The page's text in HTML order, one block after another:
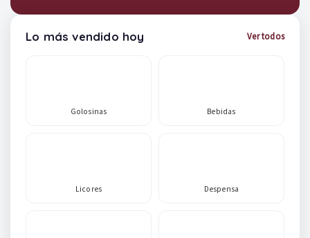
Lo más vendido hoy Ver todos
Golosinas Bebidas
Licores Despensa